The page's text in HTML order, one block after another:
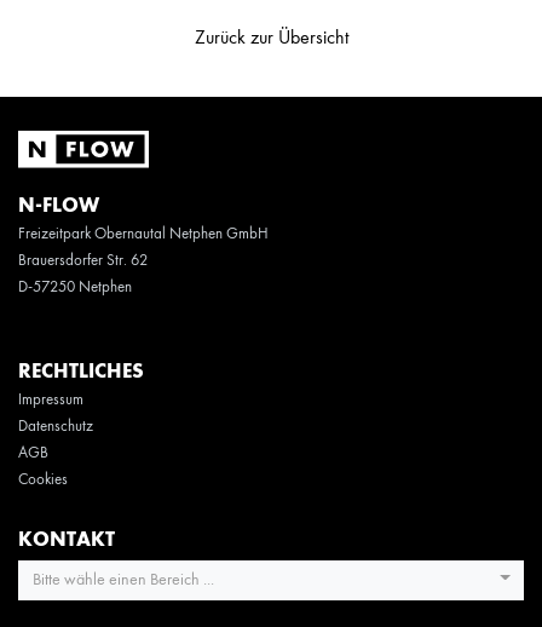
Zurück zur Übersicht
N-FLOW
Freizeitpark Obernautal Netphen GmbH
Brauersdorfer Str. 62
D-57250 Netphen
RECHTLICHES
Impressum
Datenschutz
AGB
Cookies
KONTAKT
Bitte wähle einen Bereich ...